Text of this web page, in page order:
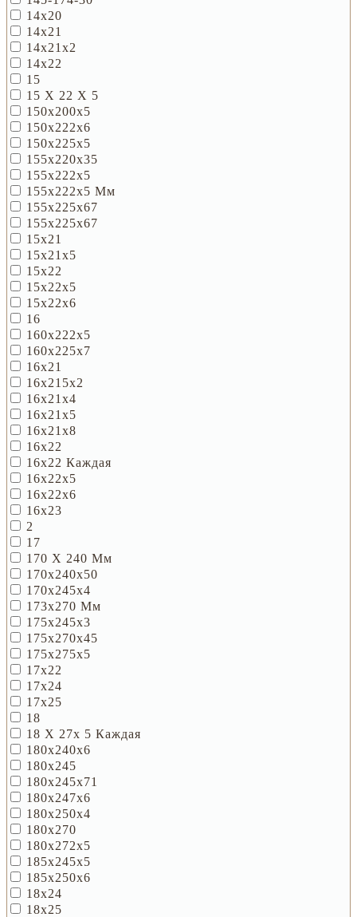
14х20
14х21
14х21х2
14х22
15
15 Х 22 Х 5
150х200х5
150х222х6
150х225х5
155х220х35
155х222х5
155х222х5 Мм
155х225х67
155х225х67
15х21
15х21х5
15х22
15х22х5
15х22х6
16
160х222х5
160х225х7
16х21
16х215х2
16х21х4
16х21х5
16х21х8
16х22
16х22 Каждая
16х22х5
16х22х6
16х23
2
17
170 Х 240 Мм
170х240х50
170х245х4
173х270 Мм
175х245х3
175х270х45
175х275х5
17х22
17х24
17х25
18
18 Х 27х 5 Каждая
180х240х6
180х245
180х245х71
180х247х6
180х250х4
180х270
180х272х5
185х245х5
185х250х6
18х24
18х25